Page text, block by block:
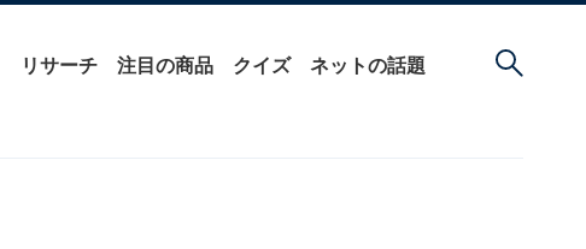
リサーチ 注目の商品 クイズ ネットの話題